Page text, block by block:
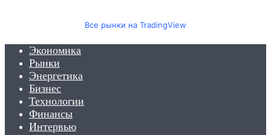
Все рынки на TradingView
Экономика
Рынки
Энергетика
Бизнес
Технологии
Финансы
Интервью